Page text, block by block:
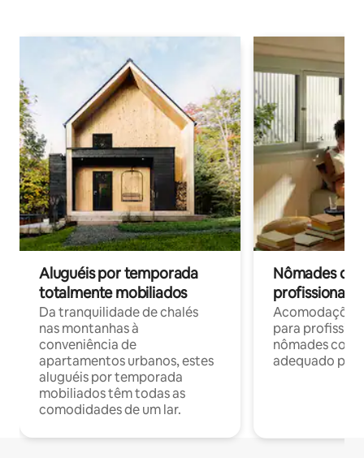
Aluguéis por temporada
totalmente mobiliados
Da tranquilidade de chalés
nas montanhas à
conveniência de
apartamentos urbanos, estes
aluguéis por temporada
mobiliados têm todas as
comodidades de um lar.
Nômades
profissionais
para
nômades com
adequado